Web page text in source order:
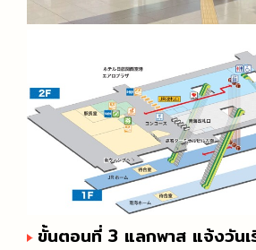
ขั้นตอนที่ 3 แลกพาส แจ้งวันเ